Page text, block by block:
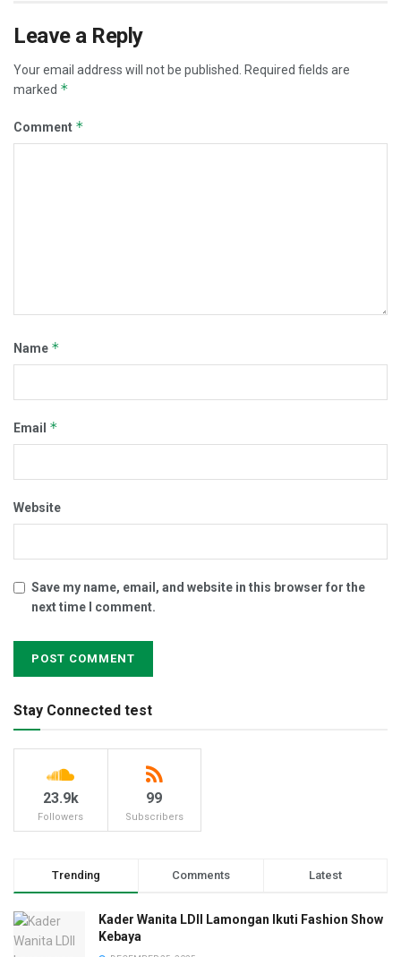
Leave a Reply
Your email address will not be published.
Required fields are
marked *
Comment *
Name *
Email *
Website
Save my name, email, and website in this browser for the
next time I comment.
Stay Connected test
23.9k
Followers
99
Subscribers
Trending Comments Latest
Kader Wanita LDII Lamongan Ikuti Fashion Show
Kebaya